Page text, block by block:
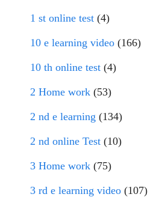
1 st online test (4)
10 e learning video (166)
10 th online test (4)
2 Home work (53)
2 nd e learning (134)
2 nd online Test (10)
3 Home work (75)
3 rd e learning video (107)